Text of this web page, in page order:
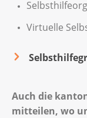
Virtuelle
Auch die
mitteilen, wo